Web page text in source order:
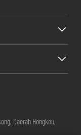
Daerah Hongkou,